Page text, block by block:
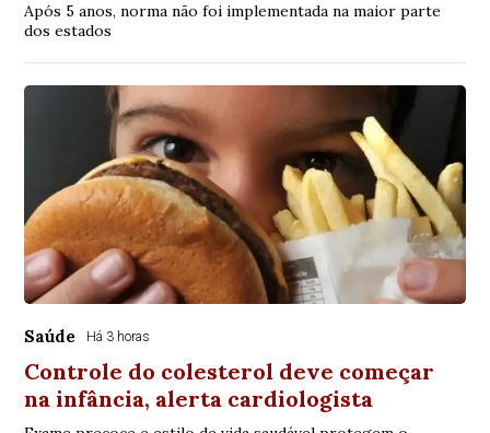
Após 5 anos, norma não foi implementada na maior parte
dos estados
Saúde Há 3 horas
Controle do colesterol deve começar
na infância, alerta cardiologista